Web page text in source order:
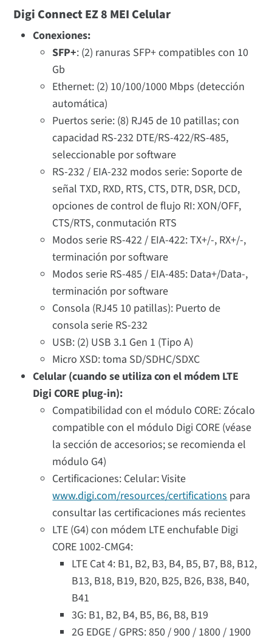
Digi Connect EZ 8 MEI Celular
Conexiones:
SFP+: (2) ranuras SFP+ compatibles con 10
Gb
Ethernet: (2) 10/100/1000 Mbps (detección
automática)
Puertos serie: (8) RJ45 de 10 patillas; con
capacidad RS-232 DTE/RS-422/RS-485,
seleccionable por software
RS-232 / EIA-232 modos serie: Soporte de
señal TXD, RXD, RTS, CTS, DTR, DSR, DCD,
opciones de control de flujo RI: XON/OFF,
CTS/RTS, conmutación RTS
Modos serie RS-422 / EIA-422: TX+/-, RX+/-,
terminación por software
Modos serie RS-485 / EIA-485: Data+/Data-,
terminación por software
Consola (RJ45 10 patillas): Puerto de
consola serie RS-232
USB: (2) USB 3.1 Gen 1 (Tipo A)
Micro XSD: toma SD/SDHC/SDXC
Celular (cuando se utiliza con el módem LTE
Digi CORE plug-in):
Compatibilidad con el módulo CORE: Zócalo
compatible con el módulo Digi CORE (véase
la sección de accesorios; se recomienda el
módulo G4)
Certificaciones: Celular: Visite
www.digi.com/resources/certificationspara
consultar las certificaciones más recientes
LTE (G4) con módem LTE enchufable Digi
CORE 1002-CMG4:
LTE Cat 4: B1, B2, B3, B4, B5, B7, B8, B12,
B13, B18, B19, B20, B25, B26, B38, B40,
B41
3G: B1, B2, B4, B5, B6, B8, B19
2G EDGE / GPRS: 850 / 900 / 1800 / 1900